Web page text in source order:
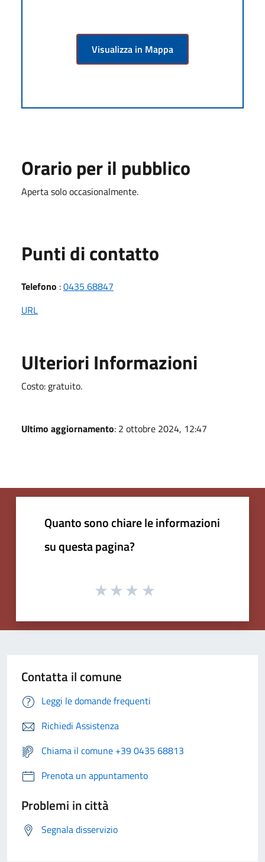
Visualizza in Mappa
Orario per il pubblico
Aperta solo occasionalmente.
Punti di contatto
Telefono :0435 68847
URL
Ulteriori Informazioni
Costo: gratuito.
Ultimo aggiornamento: 2 ottobre 2024, 12:47
Quanto sono chiare le informazioni
su questa pagina?
Contatta il comune
Leggi le domande frequenti
Richiedi Assistenza
Chiama il comune +39 0435 68813
Prenota un appuntamento
Problemi in città
Segnala disservizio